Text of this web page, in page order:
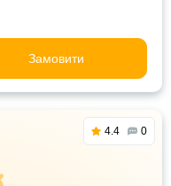
Замовити
4.4 0